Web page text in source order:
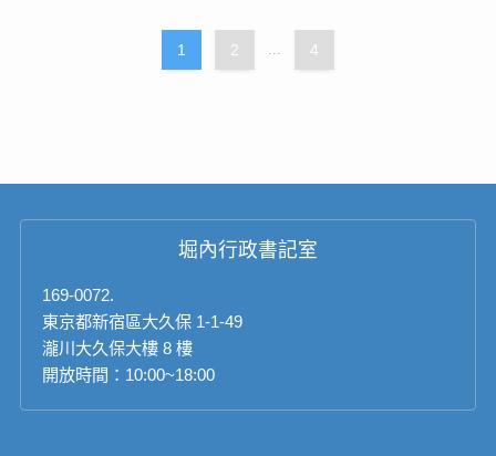
1 2 ... 4
堀內行政書記室
169-0072.
東京都新宿區大久保 1-1-49
瀧川大久保大樓 8 樓
開放時間：10:00~18:00